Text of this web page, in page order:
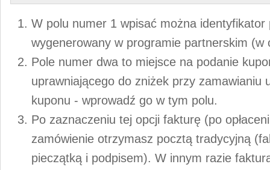
W polu numer 1 wpisać można identyfikator
wygenerowany w programie partnerskim (w
Pole numer dwa to miejsce na podanie
uprawniającego do zniżek przy zamawianiu
kuponu - wprowadź go w tym polu.
Po zaznaczeniu tej opcji fakturę (po
zamówienie otrzymasz pocztą tradycyjną
pieczątką i podpisem). W innym razie